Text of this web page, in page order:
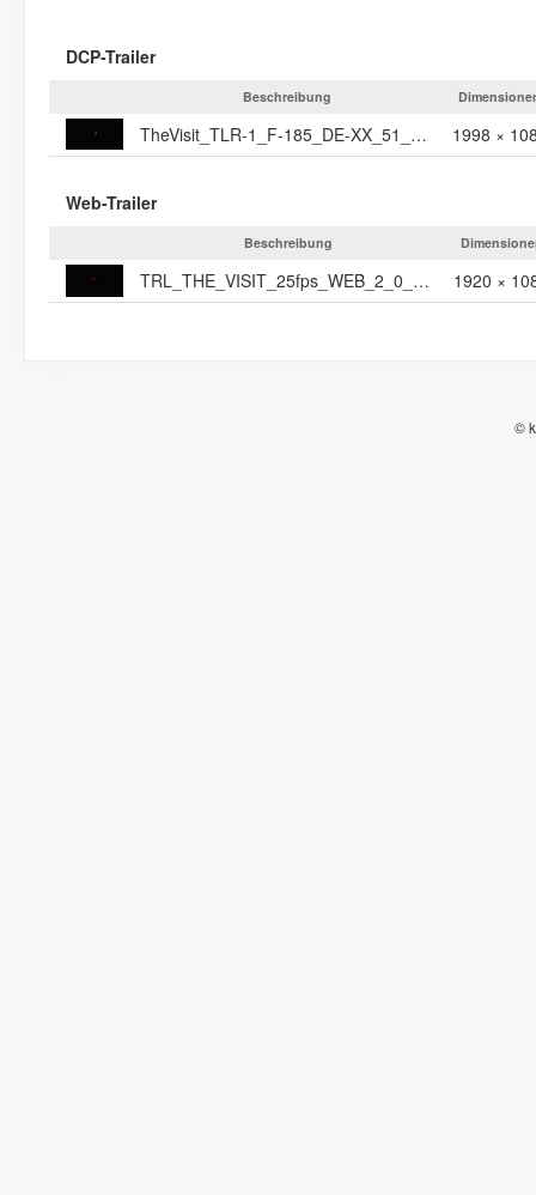
DCP-Trailer
Beschreibung
TheVisit_TLR-1_F-185_DE-XX_51_2K_FFV_20150908_MAN_IOP_OV 1998 ×
Web-Trailer
Beschreibung
TRL_THE_VISIT_25fps_WEB_2_0_mitBB 1920 ×
©